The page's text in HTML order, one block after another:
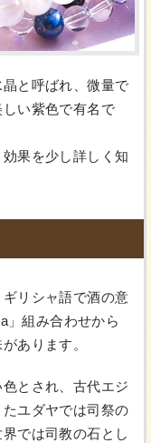
と呼ばれ、微量で
い紫色で有名で
果を少し詳しく知
リシャ語で酒の意
」組み合わせから
あります。
とされ、古代エジ
ユダヤでは司祭の
では司教の石とし